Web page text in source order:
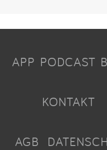
APP PODCAST
KONTAKT
AGB